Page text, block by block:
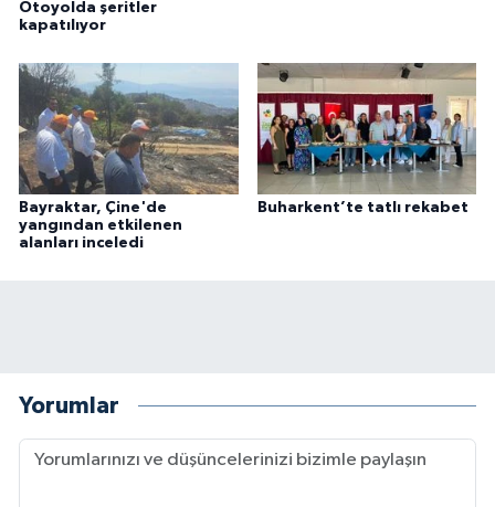
Otoyolda şeritler
kapatılıyor
Bayraktar, Çine'de
yangından etkilenen
alanları inceledi
Buharkent’te tatlı rekabet
Yorumlar